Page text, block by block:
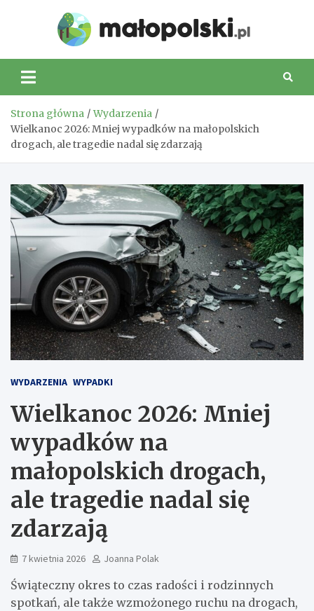
Strona główna
Wydarzenia
Wielkanoc 2026: Mniej wypadków na małopolskich
drogach, ale tragedie nadal się zdarzają
WYDARZENIA WYPADKI
Wielkanoc 2026: Mniej
wypadków na
małopolskich drogach,
ale tragedie nadal się
zdarzają
7 kwietnia 2026 Joanna Polak
Świąteczny okres to czas radości i rodzinnych
spotkań, ale także wzmożonego ruchu na drogach,